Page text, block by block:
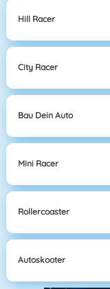
Hill Racer
City Racer
Bau Dein Auto
Mini Racer
Rollercoaster
Autoskooter